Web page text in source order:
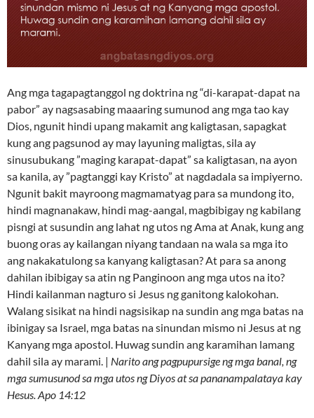
Ang mga tagapagtanggol ng doktrina ng “di-karapat-dapat na
pabor” ay nagsasabing maaaring sumunod ang mga tao kay
Dios, ngunit hindi upang makamit ang kaligtasan, sapagkat
kung ang pagsunod ay may layuning maligtas, sila ay
sinusubukang ”maging karapat-dapat” sa kaligtasan, na ayon
sa kanila, ay ”pagtanggi kay Kristo” at nagdadala sa impiyerno.
Ngunit bakit mayroong magmamatyag para sa mundong ito,
hindi magnanakaw, hindi mag-aangal, magbibigay ng kabilang
pisngi at susundin ang lahat ng utos ng Ama at Anak, kung ang
buong oras ay kailangan niyang tandaan na wala sa mga ito
ang nakakatulong sa kanyang kaligtasan? At para sa anong
dahilan ibibigay sa atin ng Panginoon ang mga utos na ito?
Hindi kailanman nagturo si Jesus ng ganitong kalokohan.
Walang sisikat na hindi nagsisikap na sundin ang mga batas na
ibinigay sa Israel, mga batas na sinundan mismo ni Jesus at ng
Kanyang mga apostol. Huwag sundin ang karamihan lamang
dahil sila ay marami. | Narito ang pagpupursige ng mga banal, ng
mga sumusunod sa mga utos ng Diyos at sa pananampalataya kay
Hesus. Apo 14:12